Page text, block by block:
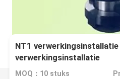
NT1 verwerkingsinstallatie
verwerkingsinstallatie
MOQ：10 stuks